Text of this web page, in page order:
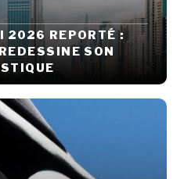
2026 REPORTÉ :
SON